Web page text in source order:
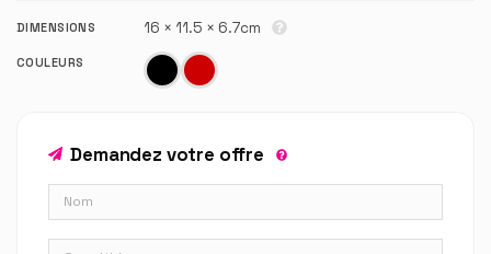
DIMENSIONS 16 × 11.5 × 6.7cm
COULEURS
Demandez votre offre